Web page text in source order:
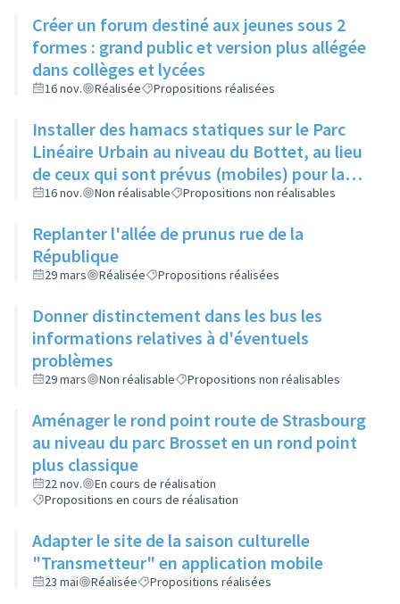
Créer un forum destiné aux jeunes sous 2
formes : grand public et version plus allégée
dans collèges et lycées
16 nov. Réalisée Propositions réalisées
Installer des hamacs statiques sur le Parc
Linéaire Urbain au niveau du Bottet, au lieu
de ceux qui sont prévus (mobiles) pour la
limiter la dangerosité
16 nov. Non réalisable Propositions non réalisables
Replanter l'allée de prunus rue de la
République
29 mars Réalisée Propositions réalisées
Donner distinctement dans les bus les
informations relatives à d'éventuels
problèmes
29 mars Non réalisable Propositions non réalisables
Aménager le rond point route de Strasbourg
au niveau du parc Brosset en un rond point
plus classique
22 nov.
En cours de réalisation
Propositions en cours de réalisation
Adapter le site de la saison culturelle
"Transmetteur" en application mobile
23 mai Réalisée Propositions réalisées